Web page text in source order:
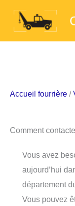
Accueil fourrière /
Comment
Vous avez
aujourd’hui
département
Vous pouvez